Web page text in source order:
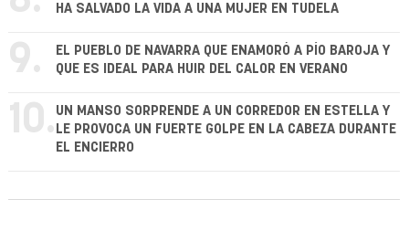
HA SALVADO LA VIDA A UNA MUJER EN TUDELA
9.
EL PUEBLO DE NAVARRA QUE ENAMORÓ A PÍO BAROJA Y
QUE ES IDEAL PARA HUIR DEL CALOR EN VERANO
10. UN MANSO SORPRENDE A UN CORREDOR EN ESTELLA Y
LE PROVOCA UN FUERTE GOLPE EN LA CABEZA DURANTE
EL ENCIERRO